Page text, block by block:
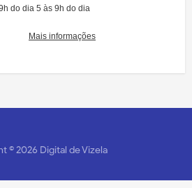
©2026 Digital de Vizela